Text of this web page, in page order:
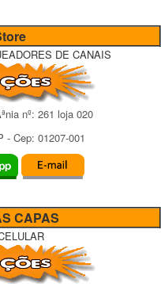
DE CANAIS
nº: 261 loja 020
- Cep: 01207-001
CAPAS